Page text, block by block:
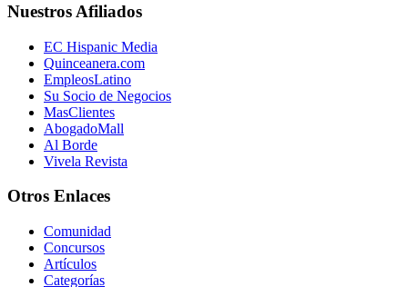
Nuestros Afiliados
EC Hispanic Media
Quinceanera.com
EmpleosLatino
Su Socio de Negocios
MasClientes
AbogadoMall
Al Borde
Vivela Revista
Otros Enlaces
Comunidad
Concursos
Artículos
Categorías